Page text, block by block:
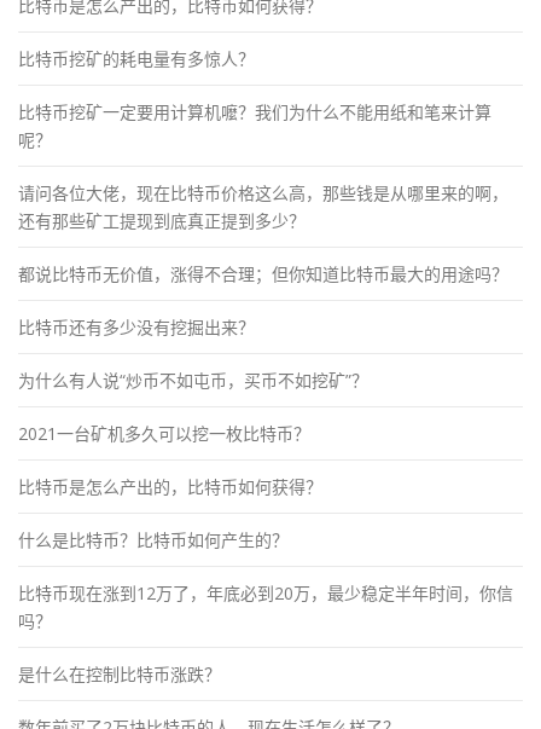
比特币是怎么产出的，比特币如何获得？
比特币挖矿的耗电量有多惊人？
比特币挖矿一定要用计算机嚒？我们为什么不能用纸和笔来计算
呢？
请问各位大佬，现在比特币价格这么高，那些钱是从哪里来的啊，
还有那些矿工提现到底真正提到多少？
都说比特币无价值，涨得不合理；但你知道比特币最大的用途吗？
比特币还有多少没有挖掘出来？
为什么有人说“炒币不如屯币，买币不如挖矿”？
2021一台矿机多久可以挖一枚比特币？
比特币是怎么产出的，比特币如何获得？
什么是比特币？比特币如何产生的？
比特币现在涨到12万了，年底必到20万，最少稳定半年时间，你信
吗？
是什么在控制比特币涨跌？